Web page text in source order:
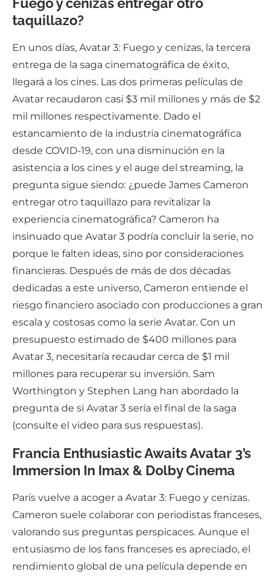
taquillazo?
En unos días, Avatar 3: Fuego y cenizas, la tercera
entrega de la saga cinematográfica de éxito,
llegará a los cines. Las dos primeras películas de
Avatar recaudaron casi $3 mil millones y más de $2
mil millones respectivamente. Dado el
estancamiento de la industria cinematográfica
desde COVID-19, con una disminución en la
asistencia a los cines y el auge del streaming, la
pregunta sigue siendo: ¿puede James Cameron
entregar otro taquillazo para revitalizar la
experiencia cinematográfica? Cameron ha
insinuado que Avatar 3 podría concluir la serie, no
porque le falten ideas, sino por consideraciones
financieras. Después de más de dos décadas
dedicadas a este universo, Cameron entiende el
riesgo financiero asociado con producciones a gran
escala y costosas como la serie Avatar. Con un
presupuesto estimado de $400 millones para
Avatar 3, necesitaría recaudar cerca de $1 mil
millones para recuperar su inversión. Sam
Worthington y Stephen Lang han abordado la
pregunta de si Avatar 3 sería el final de la saga
(consulte el video para sus respuestas).
Francia Enthusiastic Awaits Avatar 3’s
Immersion In Imax & Dolby Cinema
París vuelve a acoger a Avatar 3: Fuego y cenizas.
Cameron suele colaborar con periodistas franceses,
valorando sus preguntas perspicaces. Aunque el
entusiasmo de los fans franceses es apreciado, el
rendimiento global de una película depende en